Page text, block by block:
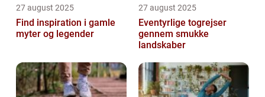
27 august 2025
Find inspiration i gamle
myter og legender
27 august 2025
Eventyrlige togrejser
gennem smukke
landskaber